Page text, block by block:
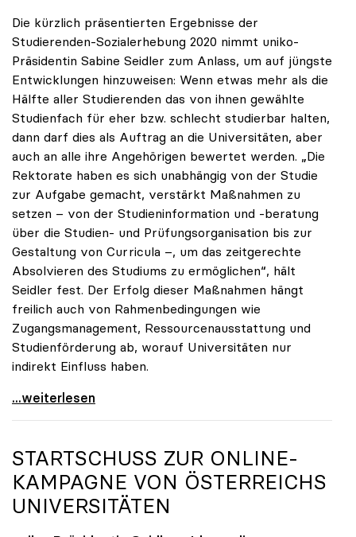
Die kürzlich präsentierten Ergebnisse der
Studierenden-Sozialerhebung 2020 nimmt uniko-
Präsidentin Sabine Seidler zum Anlass, um auf jüngste
Entwicklungen hinzuweisen: Wenn etwas mehr als die
Hälfte aller Studierenden das von ihnen gewählte
Studienfach für eher bzw. schlecht studierbar halten,
dann darf dies als Auftrag an die Universitäten, aber
auch an alle ihre Angehörigen bewertet werden. „Die
Rektorate haben es sich unabhängig von der Studie
zur Aufgabe gemacht, verstärkt Maßnahmen zu
setzen – von der Studieninformation und -beratung
über die Studien- und Prüfungsorganisation bis zur
Gestaltung von Curricula –, um das zeitgerechte
Absolvieren des Studiums zu ermöglichen“, hält
Seidler fest. Der Erfolg dieser Maßnahmen hängt
freilich auch von Rahmenbedingungen wie
Zugangsmanagement, Ressourcenausstattung und
Studienförderung ab, worauf Universitäten nur
indirekt Einfluss haben.
Seidler: Erfolgreiches Studieren ist im ureigenen
...weiterlesen
STARTSCHUSS ZUR ONLINE-
KAMPAGNE VON ÖSTERREICHS
UNIVERSITÄTEN